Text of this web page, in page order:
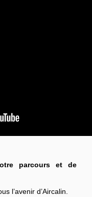
parcours et de
l’avenir d’Aircalin.